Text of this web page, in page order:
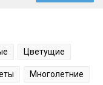
Цветущие
Многолетние